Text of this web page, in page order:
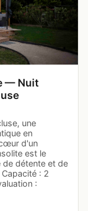
— Nuit
une
en
d'un
est le
de détente et de
: 2
: